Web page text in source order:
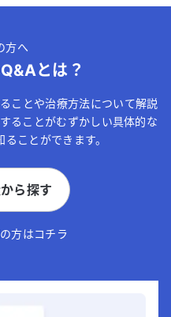
方へ
とは？
ことや治療方法について解説
ることがむずかしい具体的な
ことができます。
ら探す
方はコチラ